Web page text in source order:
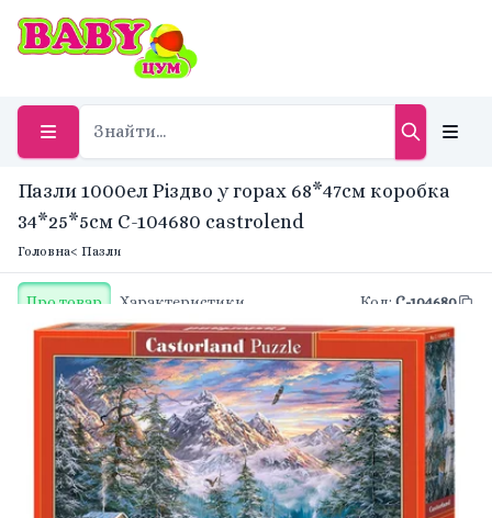
Пазли 1000ел Різдво у горах 68*47см коробка
34*25*5см C-104680 castrolend
Головна< Пазли
Про товар Характеристики Код: C-104680